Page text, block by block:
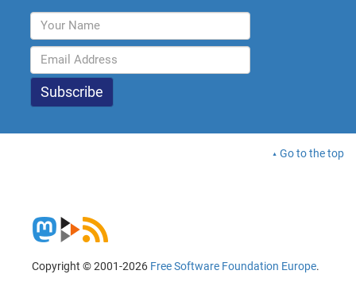
Go to the top
Copyright © 2001-2026 Free Software Foundation Europe.